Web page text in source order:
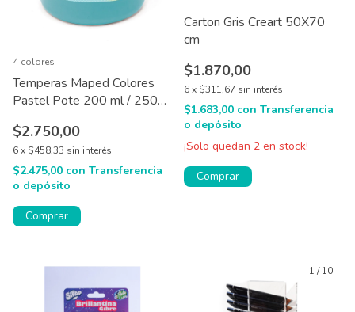
Temperas Maped Colores
Pastel Pote 200 ml / 250
$2.750,00
6x $458,33 sin interés
$2.475,00 con Transferencia
o depósito
4 colores
Comprar
Carton Gris Creart 50X70
cm
$1.870,00
6x $311,67 sin interés
$1.683,00 con Transferencia
o depósito
¡Solo quedan 2 en stock!
Comprar
1 /10